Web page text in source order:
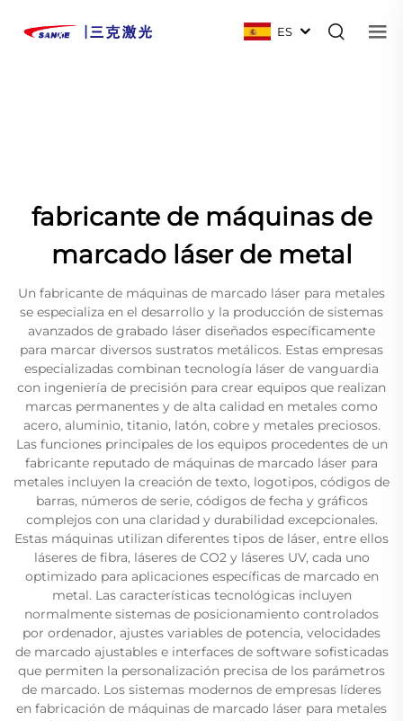
ES
fabricante de máquinas de
marcado láser de metal
Un fabricante de máquinas de marcado láser para metales
se especializa en el desarrollo y la producción de sistemas
avanzados de grabado láser diseñados específicamente
para marcar diversos sustratos metálicos. Estas empresas
especializadas combinan tecnología láser de vanguardia
con ingeniería de precisión para crear equipos que realizan
marcas permanentes y de alta calidad en metales como
acero, aluminio, titanio, latón, cobre y metales preciosos.
Las funciones principales de los equipos procedentes de un
fabricante reputado de máquinas de marcado láser para
metales incluyen la creación de texto, logotipos, códigos de
barras, números de serie, códigos de fecha y gráficos
complejos con una claridad y durabilidad excepcionales.
Estas máquinas utilizan diferentes tipos de láser, entre ellos
láseres de fibra, láseres de CO2 y láseres UV, cada uno
optimizado para aplicaciones específicas de marcado en
metal. Las características tecnológicas incluyen
normalmente sistemas de posicionamiento controlados
por ordenador, ajustes variables de potencia, velocidades
de marcado ajustables e interfaces de software sofisticadas
que permiten la personalización precisa de los parámetros
de marcado. Los sistemas modernos de empresas líderes
en fabricación de máquinas de marcado láser para metales